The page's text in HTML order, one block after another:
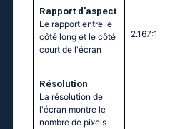
Rapport d'aspect
Le rapport entre le
côté long et le côté
court de l'écran
2.167:1
Résolution
La résolution de
l'écran montre le
nombre de pixels